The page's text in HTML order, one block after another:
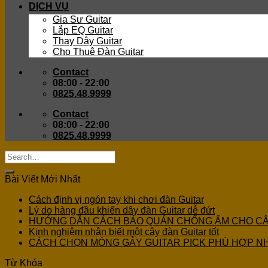
DỊCH VỤ
Gia Sư Guitar
Lắp EQ Guitar
Thay Dây Guitar
Cho Thuê Đàn Guitar
Contact
08:00 - 22:00
0825.48.9999
Contact
08:00 - 22:00
0825.48.9999
Bài Viết Mới Nhất
Cách định vị ngón tay khi chơi đàn Guitar
Lý do hàng đầu khiến dây đàn Guitar dễ đứt
HƯỚNG DẪN CÁCH BẢO QUẢN CHỐNG ẨM CHO
Kinh nghiệm nhận biết một cây đàn Guitar tốt
CÁCH CHỌN MÓNG GẢY GUITAR PICK PHÙ HỢP
Từ Khóa